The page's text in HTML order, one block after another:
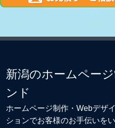
新潟のホームペー
ンド
ホームページ制作・Webデザ
ションでお客様のお手伝いをい